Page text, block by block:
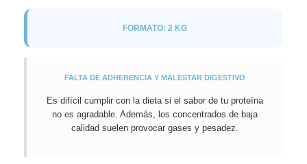
FORMATO: 2 KG
FALTA DE ADHERENCIA Y MALESTAR DIGESTIVO
Es difícil cumplir con la dieta si el sabor de tu proteína
no es agradable. Además, los concentrados de baja
calidad suelen provocar gases y pesadez.